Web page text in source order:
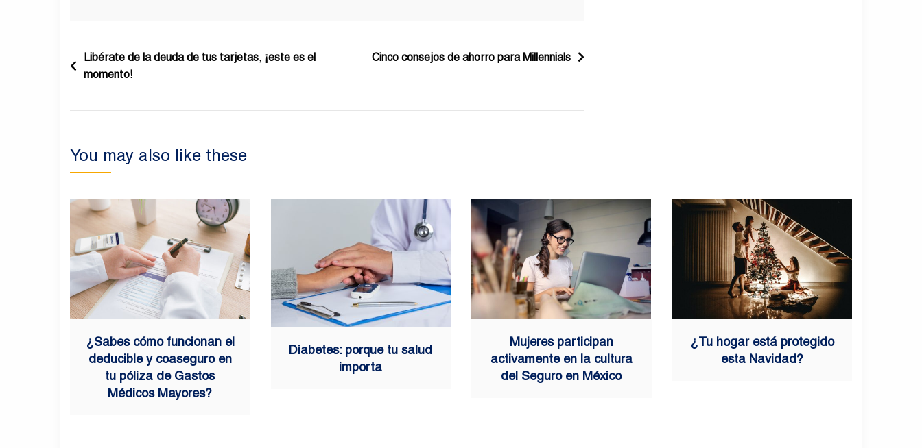
Navegación
de
Libérate de la deuda de tus tarjetas, ¡este es el
momento!
Cinco consejos de ahorro para Millennials
You may also like these
¿Sabes cómo funcionan el
deducible y coaseguro en
tu póliza de Gastos
Médicos Mayores?
Diabetes: porque tu salud
importa
Mujeres participan
activamente en la cultura
del Seguro en México
¿Tu hogar está protegido
esta Navidad?